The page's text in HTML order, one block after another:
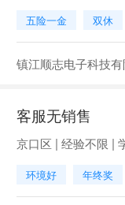
五险一金 双休
镇江顺志电子科技有
客服无销售
京口区 | 经验不限 |
环境好 年终奖